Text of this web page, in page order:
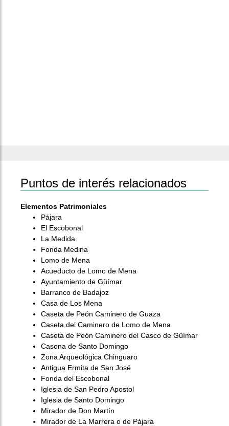
Puntos de interés relacionados
Elementos Patrimoniales
Pájara
El Escobonal
La Medida
Fonda Medina
Lomo de Mena
Acueducto de Lomo de Mena
Ayuntamiento de Güímar
Barranco de Badajoz
Casa de Los Mena
Caseta de Peón Caminero de Guaza
Caseta del Caminero de Lomo de Mena
Caseta de Peón Caminero del Casco de Güímar
Casona de Santo Domingo
Zona Arqueológica Chinguaro
Antigua Ermita de San José
Fonda del Escobonal
Iglesia de San Pedro Apostol
Iglesia de Santo Domingo
Mirador de Don Martín
Mirador de La Marrera o de Pájara